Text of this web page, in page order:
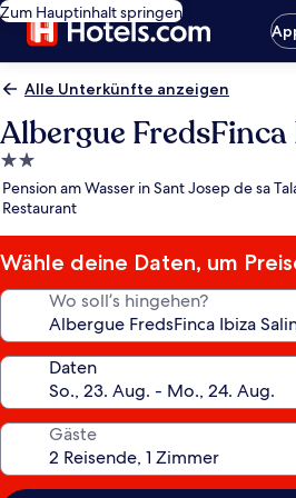
Zum Hauptinhalt springen
Alle Unterkünfte anzeigen
Albergue
2.0-
Sterne-
Unterkunft
Pension am Wasser in Sant Josep de sa
Restaurant
Wähle deine Daten, um
Wo soll’s hingehen?
Daten
Gäste